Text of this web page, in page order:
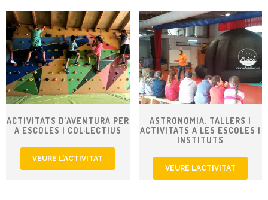
ACTIVITATS D’AVENTURA PER
A ESCOLES I COL·LECTIUS
VEURE L’ACTIVITAT
ASTRONOMIA. TALLERS I
ACTIVITATS A LES ESCOLES I
INSTITUTS
VEURE L’ACTIVITAT